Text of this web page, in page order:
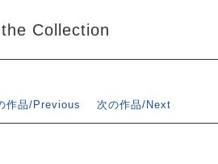
Collection
作品/Previous 次の作品/Next